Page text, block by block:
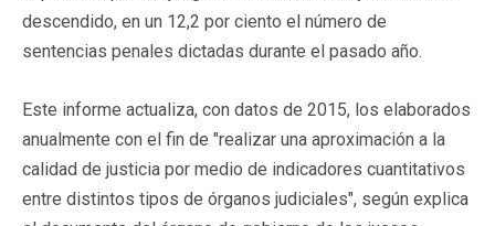
descendido, en un 12,2 por ciento el número de
sentencias penales dictadas durante el pasado año.
Este informe actualiza, con datos de 2015, los elaborados
anualmente con el fin de "realizar una aproximación a la
calidad de justicia por medio de indicadores cuantitativos
entre distintos tipos de órganos judiciales", según explica